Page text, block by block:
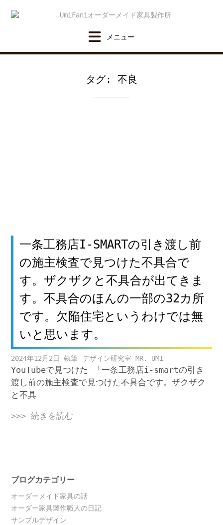
タグ: 不良
一条工務店I-SMARTの引き渡し前
の施主検査で見つけた不具合で
す。ザクザクと不具合が出てきま
す。不具合のほんの一部の32カ所
です。欠陥住宅というわけでは無
いと思います。
2024年12月2日 デザイン研究室 MR. UMI
YouTubeで見つけた 「一条工務店i-smartの引き
渡し前の施主検査で見つけた不具合です。ザクザク
と不具
>>> 続きを読む
ブログカテゴリー
オーダーメイド家具の話
オーダー家具製作職人の日記
サンプルデザイン